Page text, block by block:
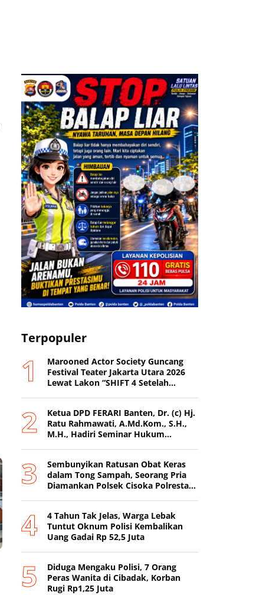
Terpopuler
Marooned Actor Society Guncang
Festival Teater Jakarta Utara 2026
Lewat Lakon “SHIFT 4 Setelah
Ketua DPD FERARI Banten, Dr. (c) Hj.
Ratu Rahmawati, A.Md.Kom., S.H.,
M.H., Hadiri Seminar Hukum
Sembunyikan Ratusan Obat Keras
dalam Tong Sampah, Seorang Pria
Diamankan Polsek Cisoka Polresta
4 Tahun Tak Jelas, Warga Lebak
Tuntut Oknum Polisi Kembalikan
Uang Gadai Rp 52,5 Juta
Diduga Mengaku Polisi, 7 Orang
Peras Wanita di Cibadak, Korban
Rugi Rp1,25 Juta